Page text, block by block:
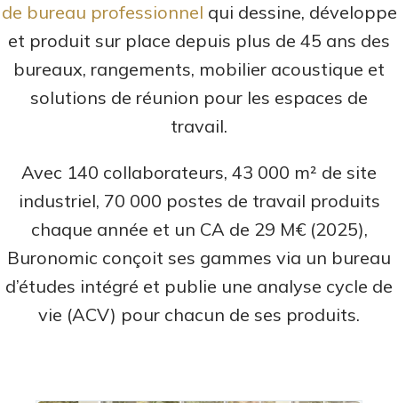
de bureau professionnel qui dessine, développe
et produit sur place depuis plus de 45 ans des
bureaux, rangements, mobilier acoustique et
solutions de réunion pour les espaces de
travail.
Avec 140 collaborateurs, 43 000 m² de site
industriel, 70 000 postes de travail produits
chaque année et un CA de 29 M€ (2025),
Buronomic conçoit ses gammes via un bureau
d’études intégré et publie une analyse cycle de
vie (ACV) pour chacun de ses produits.